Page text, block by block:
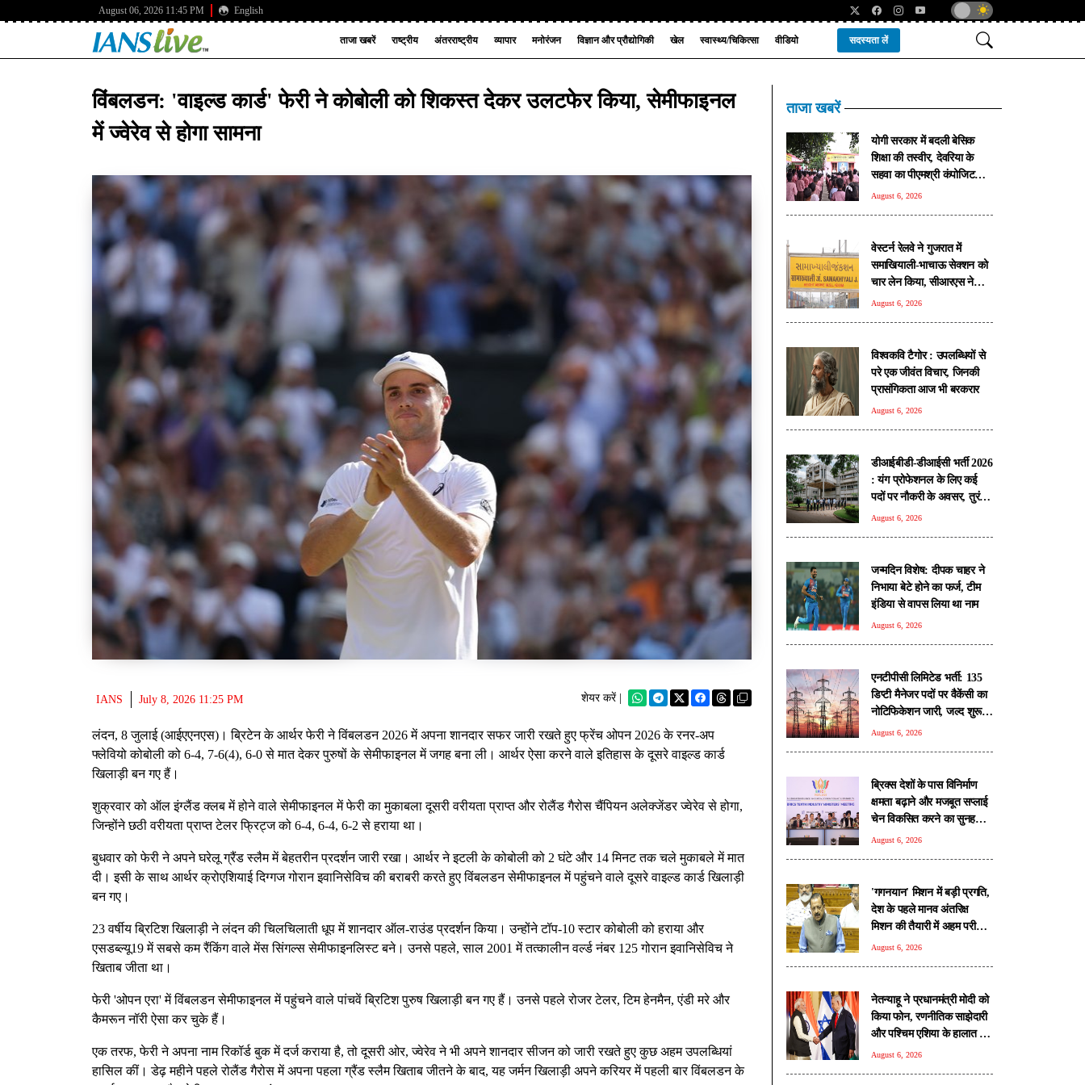
August 06, 2026 11:45 PM English
ताजा खबरें राष्ट्रीय अंतरराष्ट्रीय व्यापार मनोरंजन विज्ञान और प्रौद्योगिकी खेल स्वास्थ्य/चिकित्सा वीडियो सदस्यता लें
विंबलडन: 'वाइल्ड कार्ड' फेरी ने कोबोली को शिकस्त देकर उलटफेर किया, सेमीफाइनल
में ज्वेरेव से होगा सामना
IANS July 8, 2026 11:25 PM शेयर करें |
लंदन, 8 जुलाई (आईएएनएस)। ब्रिटेन के आर्थर फेरी ने विंबलडन 2026 में अपना शानदार सफर जारी रखते हुए फ्रेंच ओपन 2026 के रनर-अप
फ्लेवियो कोबोली को 6-4, 7-6(4), 6-0 से मात देकर पुरुषों के सेमीफाइनल में जगह बना ली। आर्थर ऐसा करने वाले इतिहास के दूसरे वाइल्ड कार्ड
खिलाड़ी बन गए हैं।
शुक्रवार को ऑल इंग्लैंड क्लब में होने वाले सेमीफाइनल में फेरी का मुकाबला दूसरी वरीयता प्राप्त और रोलैंड गैरोस चैंपियन अलेक्जेंडर ज्वेरेव से होगा,
जिन्होंने छठी वरीयता प्राप्त टेलर फ्रिट्ज को 6-4, 6-4, 6-2 से हराया था।
बुधवार को फेरी ने अपने घरेलू ग्रैंड स्लैम में बेहतरीन प्रदर्शन जारी रखा। आर्थर ने इटली के कोबोली को 2 घंटे और 14 मिनट तक चले मुकाबले में मात
दी। इसी के साथ आर्थर क्रोएशियाई दिग्गज गोरान इवानिसेविच की बराबरी करते हुए विंबलडन सेमीफाइनल में पहुंचने वाले दूसरे वाइल्ड कार्ड खिलाड़ी
बन गए।
23 वर्षीय ब्रिटिश खिलाड़ी ने लंदन की चिलचिलाती धूप में शानदार ऑल-राउंड प्रदर्शन किया। उन्होंने टॉप-10 स्टार कोबोली को हराया और
एसडब्ल्यू19 में सबसे कम रैंकिंग वाले मेंस सिंगल्स सेमीफाइनलिस्ट बने। उनसे पहले, साल 2001 में तत्कालीन वर्ल्ड नंबर 125 गोरान इवानिसेविच ने
खिताब जीता था।
फेरी 'ओपन एरा' में विंबलडन सेमीफाइनल में पहुंचने वाले पांचवें ब्रिटिश पुरुष खिलाड़ी बन गए हैं। उनसे पहले रोजर टेलर, टिम हेनमैन, एंडी मरे और
कैमरून नॉरी ऐसा कर चुके हैं।
एक तरफ, फेरी ने अपना नाम रिकॉर्ड बुक में दर्ज कराया है, तो दूसरी ओर, ज्वेरेव ने भी अपने शानदार सीजन को जारी रखते हुए कुछ अहम उपलब्धियां
हासिल कीं। डेढ़ महीने पहले रोलैंड गैरोस में अपना पहला ग्रैंड स्लैम खिताब जीतने के बाद, यह जर्मन खिलाड़ी अपने करियर में पहली बार विंबलडन के
ताजा खबरें
योगी सरकार में बदली बेसिक
शिक्षा की तस्वीर, देवरिया के
सहवा का पीएमश्री कंपोजिट
विद्यालय बना प्रदेश का मॉडल
August 6, 2026
वेस्टर्न रेलवे ने गुजरात में
समाखियाली-भाचाऊ सेक्शन को
चार लेन किया, सीआरएस ने
किया निरीक्षण
August 6, 2026
विश्वकवि टैगोर : उपलब्धियों से
परे एक जीवंत विचार, जिनकी
प्रासंगिकता आज भी बरकरार
August 6, 2026
डीआईबीडी-डीआईसी भर्ती 2026
: यंग प्रोफेशनल के लिए कई
पदों पर नौकरी के अवसर, तुरंत
करें आवेदन
August 6, 2026
जन्मदिन विशेष: दीपक चाहर ने
निभाया बेटे होने का फर्ज, टीम
इंडिया से वापस लिया था नाम
August 6, 2026
एनटीपीसी लिमिटेड भर्ती: 135
डिप्टी मैनेजर पदों पर वैकेंसी का
नोटिफिकेशन जारी, जल्द शुरू
होगी आवेदन प्रक्रिया
August 6, 2026
ब्रिक्स देशों के पास विनिर्माण
क्षमता बढ़ाने और मजबूत सप्लाई
चेन विकसित करने का सुनहरा
अवसर: पीयूष गोयल
August 6, 2026
'गगनयान' मिशन में बड़ी प्रगति,
देश के पहले मानव अंतरिक्ष
मिशन की तैयारी में अहम परीक्षण
पूरे: डॉ. जितेंद्र सिंह
August 6, 2026
नेतन्याहू ने प्रधानमंत्री मोदी को
क‍िया फोन, रणनीतिक साझेदारी
और पश्चिम एशिया के हालात पर
हुई चर्चा
August 6, 2026